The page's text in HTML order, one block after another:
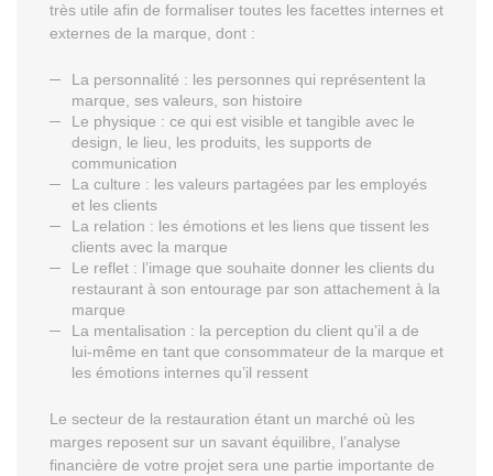
très utile afin de formaliser toutes les facettes internes et
externes de la marque, dont :
La personnalité : les personnes qui représentent la
marque, ses valeurs, son histoire
Le physique : ce qui est visible et tangible avec le
design, le lieu, les produits, les supports de
communication
La culture : les valeurs partagées par les employés
et les clients
La relation : les émotions et les liens que tissent les
clients avec la marque
Le reflet : l’image que souhaite donner les clients du
restaurant à son entourage par son attachement à la
marque
La mentalisation : la perception du client qu’il a de
lui-même en tant que consommateur de la marque et
les émotions internes qu’il ressent
Le secteur de la restauration étant un marché où les
marges reposent sur un savant équilibre, l’analyse
financière de votre projet sera une partie importante de